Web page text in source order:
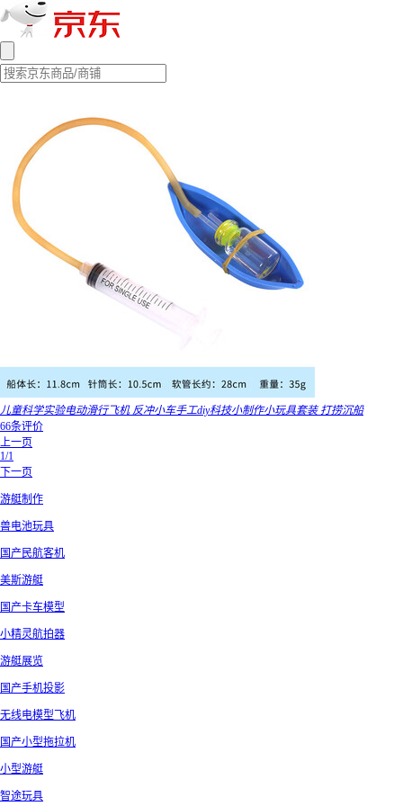
儿童科学实验电动滑行飞机 反冲小车手工diy科技小制作小玩具套装 打捞沉船
66条评价
上一页
1/1
下一页
游艇制作
兽电池玩具
国产民航客机
美斯游艇
国产卡车模型
小精灵航拍器
游艇展览
国产手机投影
无线电模型飞机
国产小型拖拉机
小型游艇
智途玩具